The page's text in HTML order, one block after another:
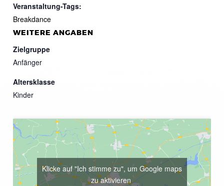
Veranstaltung-Tags:
Breakdance
WEITERE ANGABEN
Zielgruppe
Anfänger
Altersklasse
Kinder
Klicke auf "Ich stimme zu", um Google maps
zu aktivieren